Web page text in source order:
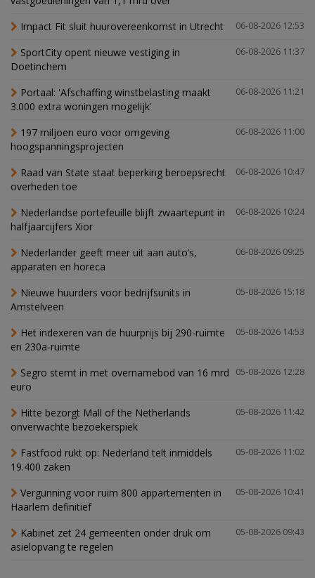
06-08-2026 12:53
Impact Fit sluit huurovereenkomst in Utrecht
06-08-2026 11:37
SportCity opent nieuwe vestiging in
Doetinchem
06-08-2026 11:21
Portaal: 'Afschaffing winstbelasting maakt
3.000 extra woningen mogelijk'
06-08-2026 11:00
197 miljoen euro voor omgeving
hoogspanningsprojecten
06-08-2026 10:47
Raad van State staat beperking beroepsrecht
overheden toe
06-08-2026 10:24
Nederlandse portefeuille blijft zwaartepunt in
halfjaarcijfers Xior
06-08-2026 09:25
Nederlander geeft meer uit aan auto’s,
apparaten en horeca
05-08-2026 15:18
Nieuwe huurders voor bedrijfsunits in
Amstelveen
05-08-2026 14:53
Het indexeren van de huurprijs bij 290-ruimte
en 230a-ruimte
05-08-2026 12:28
Segro stemt in met overnamebod van 16 mrd
euro
05-08-2026 11:42
Hitte bezorgt Mall of the Netherlands
onverwachte bezoekerspiek
05-08-2026 11:02
Fastfood rukt op: Nederland telt inmiddels
19.400 zaken
05-08-2026 10:41
Vergunning voor ruim 800 appartementen in
Haarlem definitief
05-08-2026 09:43
Kabinet zet 24 gemeenten onder druk om
asielopvang te regelen